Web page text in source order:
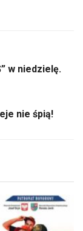
w niedzielę.
nie śpią!